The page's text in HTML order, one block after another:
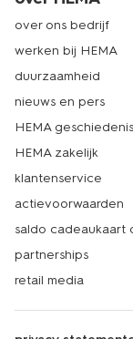
over ons bedrijf
werken bij HEMA
duurzaamheid
nieuws en pers
HEMA geschiedenis
HEMA zakelijk
klantenservice
actievoorwaarden
saldo cadeaukaart
partnerships
retail media